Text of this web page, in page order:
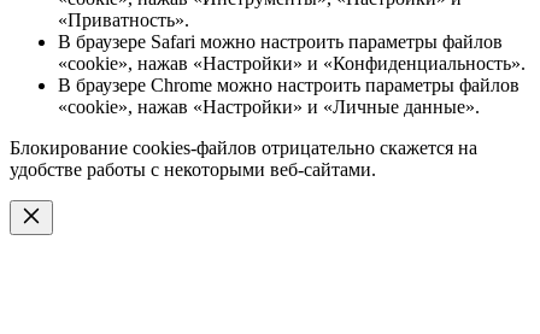
«Приватность».
В браузере Safari можно настроить параметры файлов
«cookie», нажав «Настройки» и «Конфиденциальность».
В браузере Chrome можно настроить параметры файлов
«cookie», нажав «Настройки» и «Личные данные».
Блокирование cookies-файлов отрицательно скажется на
удобстве работы с некоторыми веб-сайтами.